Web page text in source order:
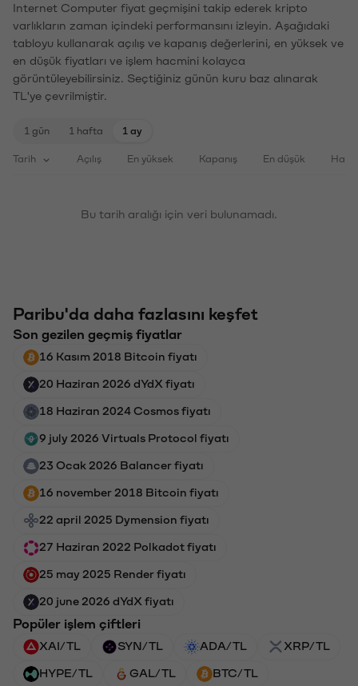
Internet Computer fiyat geçmişini takip ederek kripto
varlıkların zaman içindeki performansını izleyin. Aşağıdaki
tabloyu kullanarak açılış ve kapanış değerlerini, en yüksek ve
en düşük fiyatları ve işlem hacmini kolayca
görüntüleyebilirsiniz. Seçtiğiniz günün kuru baz alınarak
TL'ye çevrilmiştir.
1 gün 1 hafta 1 ay
Tarih Açılış En yüksek Kapanış En düşük
Bu tarih aralığı için veri bulunamadı.
Paribu'da daha fazlasını keşfet
Son gezilen geçmiş fiyatlar
16 Kasım 2018 Bitcoin fiyatı
20 Haziran 2026 dYdX fiyatı
18 Haziran 2024 Cosmos fiyatı
9 july 2026 Virtuals Protocol fiyatı
23 Ocak 2026 Balancer fiyatı
16 november 2018 Bitcoin fiyatı
22 april 2025 Dymension fiyatı
27 Haziran 2022 Polkadot fiyatı
25 may 2025 Render fiyatı
20 june 2026 dYdX fiyatı
Popüler işlem çiftleri
XAI/TL SYN/TL ADA/TL XRP/TL
HYPE/TL GAL/TL BTC/TL